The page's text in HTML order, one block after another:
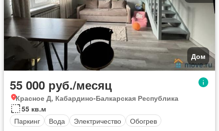
Дом
55 000 руб./месяц
Красное Д, Кабардино-Балкарская Республика
55 кв.м
Паркинг
Вода Электричество Обогрев